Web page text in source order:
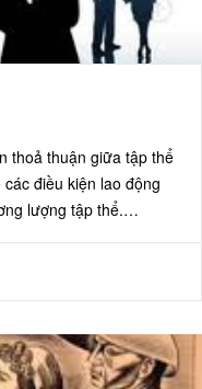
thoả thuận giữa tập thể
điều kiện lao động
lượng tập thể.
và hình thức thỏa ước
cho người lao động so